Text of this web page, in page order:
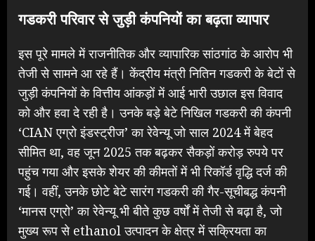
गडकरी परिवार से जुड़ी कंपनियों का बढ़ता व्यापार
इस पूरे मामले में राजनीतिक और व्यापारिक सांठगांठ के आरोप भी
तेजी से सामने आ रहे हैं। केंद्रीय मंत्री नितिन गडकरी के बेटों से
जुड़ी कंपनियों के वित्तीय आंकड़ों में आई भारी उछाल इस विवाद
को और हवा दे रही है। उनके बड़े बेटे निखिल गडकरी की कंपनी
‘CIAN एग्रो इंडस्ट्रीज’ का रेवेन्यू जो साल 2024 में बेहद
सीमित था, वह जून 2025 तक बढ़कर सैकड़ों करोड़ रुपये पर
पहुंच गया और इसके शेयर की कीमतों में भी रिकॉर्ड वृद्धि दर्ज की
गई। वहीं, उनके छोटे बेटे सारंग गडकरी की गैर-सूचीबद्ध कंपनी
‘मानस एग्रो’ का रेवेन्यू भी बीते कुछ वर्षों में तेजी से बढ़ा है, जो
मुख्य रूप से ethanol उत्पादन के क्षेत्र में सक्रियता का